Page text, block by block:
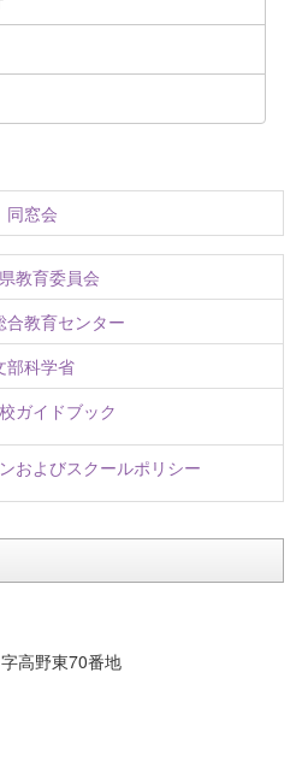
同窓会
教育委員会
合教育センター
部科学省
ガイドブック
およびスクールポリシー
高野東70番地